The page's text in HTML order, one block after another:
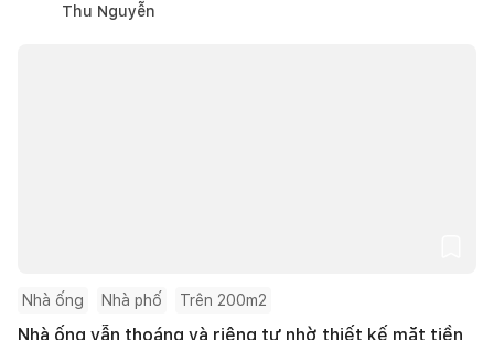
Thu Nguyễn
Nhà ống Nhà phố Trên 200m2
Nhà ống vẫn thoáng và riêng tư nhờ thiết kế mặt tiền